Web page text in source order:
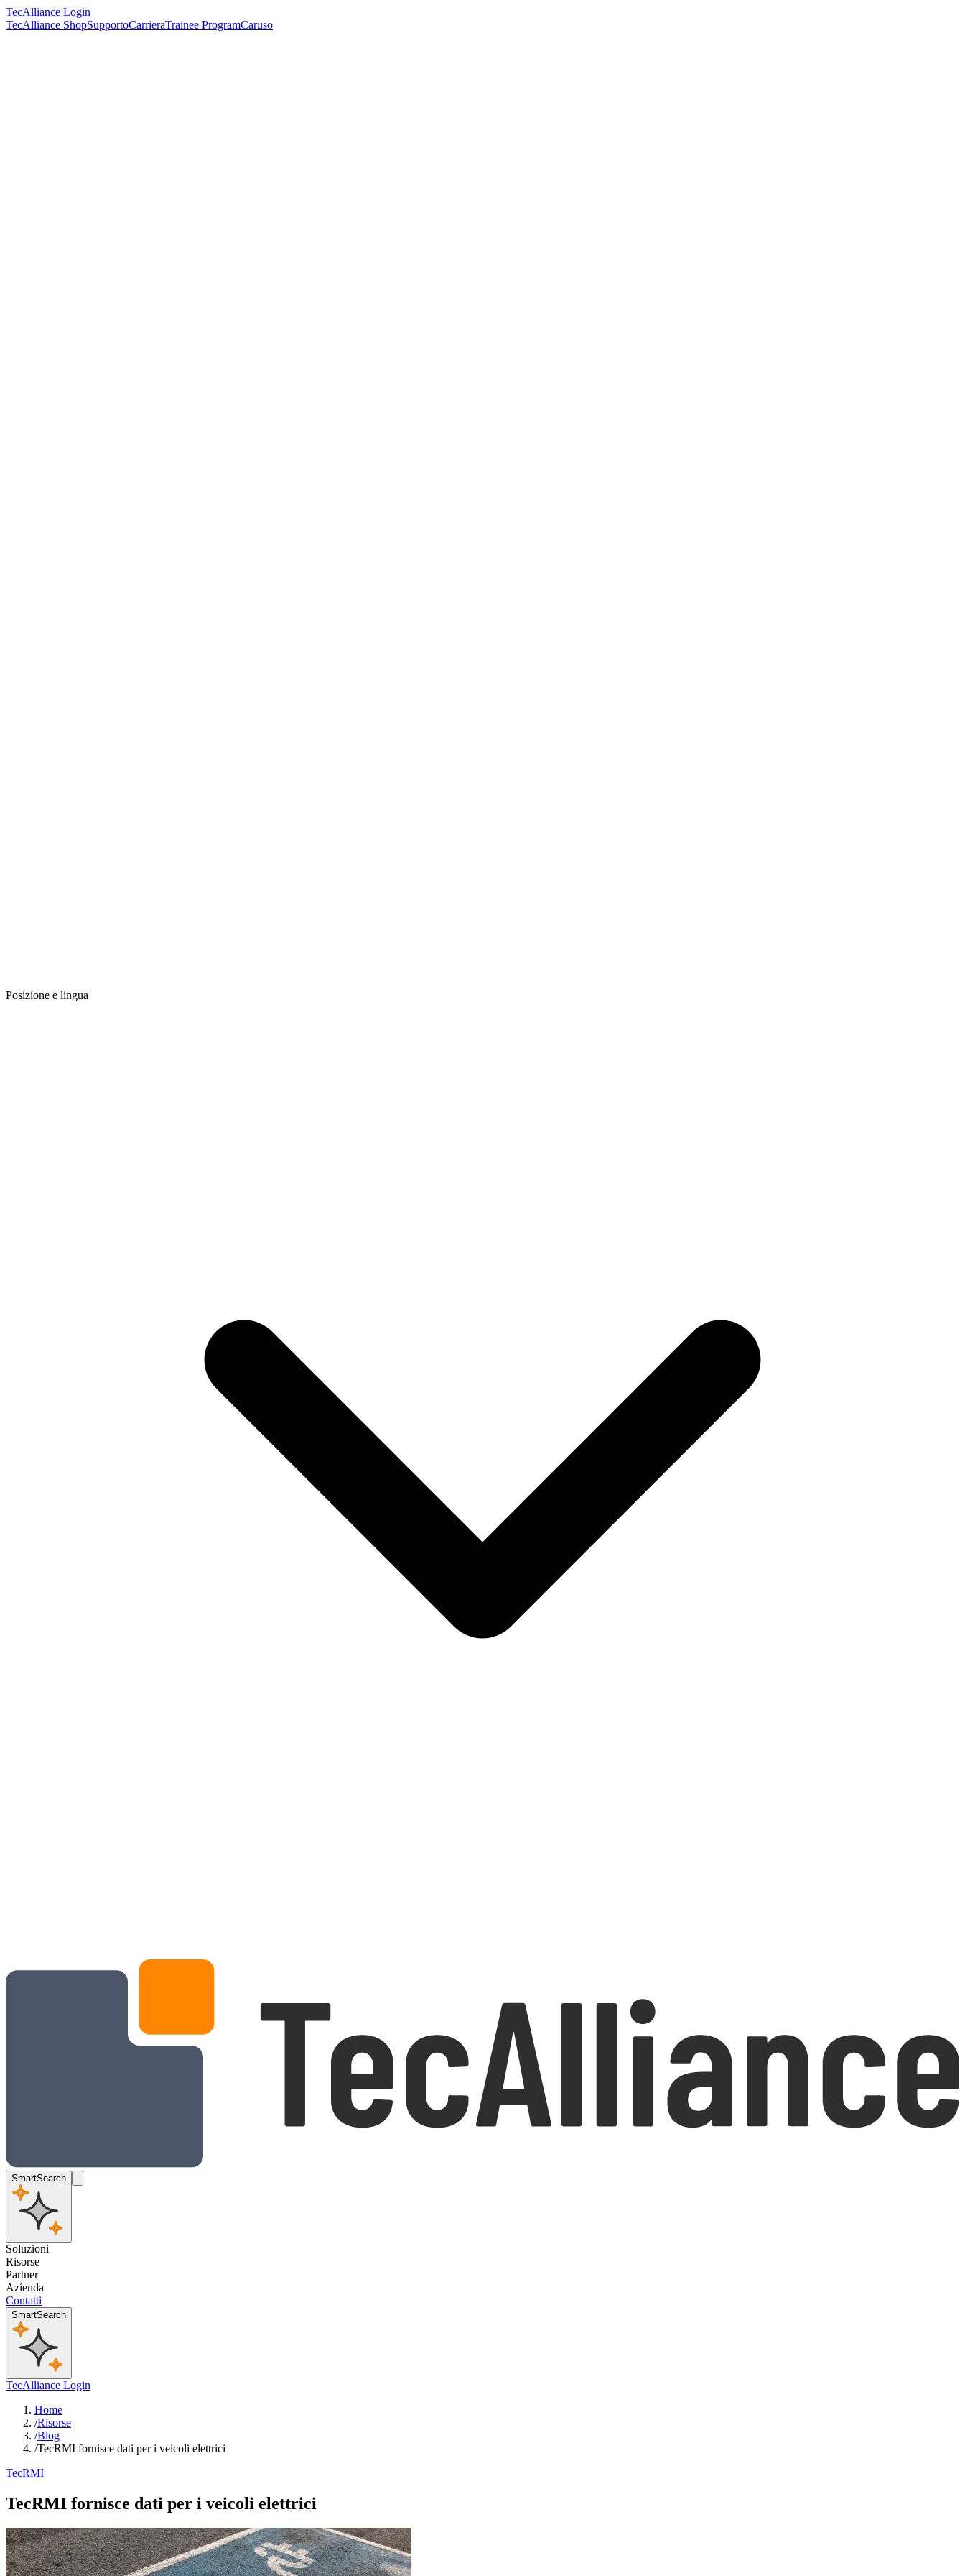
TecAlliance Login
TecAlliance ShopSupportoCarrieraTrainee ProgramCaruso
Posizione e lingua
SmartSearch
Soluzioni
Risorse
Partner
Azienda
Contatti
SmartSearch
TecAlliance Login
Home
/Risorse
/Blog
/TecRMI fornisce dati per i veicoli elettrici
TecRMI
TecRMI fornisce dati per i veicoli elettrici